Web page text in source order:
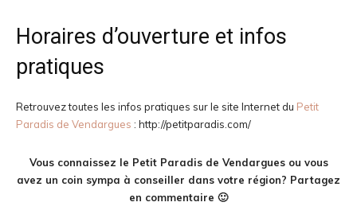
Horaires d’ouverture et infos
pratiques
Retrouvez toutes les infos pratiques sur le site Internet du Petit
Paradis de Vendargues : http://petitparadis.com/
Vous connaissez le Petit Paradis de Vendargues ou vous
avez un coin sympa à conseiller dans votre région? Partagez
en commentaire 🙂